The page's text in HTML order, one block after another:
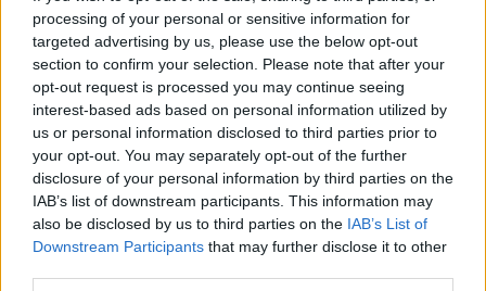
processing of your personal or sensitive information for
targeted advertising by us, please use the below opt-out
section to confirm your selection. Please note that after your
opt-out request is processed you may continue seeing
interest-based ads based on personal information utilized by
us or personal information disclosed to third parties prior to
your opt-out. You may separately opt-out of the further
disclosure of your personal information by third parties on the
IAB’s list of downstream participants. This information may
also be disclosed by us to third parties on the IAB’s List of
Downstream Participants that may further disclose it to other
LOCAL
01.08.2026
Copiii din Fălticeni au reprezentat
România la Festivalul Internațional
„Nestiya” și au câștigat trofeul
evenimentului
LOCAL
30.07.2026
Noul drum care leagă cartierele 2
Grăniceri și Republicii prinde
contur. Circulația va fi deschisă din
luna august